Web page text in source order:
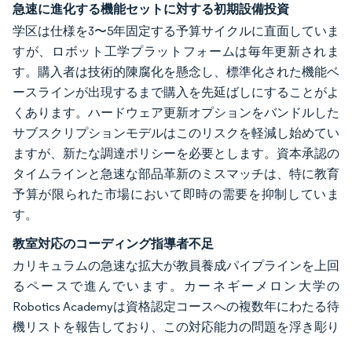
急速に進化する機能セットに対する初期設備投資
学区は仕様を3〜5年固定する予算サイクルに直面していま
すが、ロボット工学プラットフォームは毎年更新されま
す。購入者は技術的陳腐化を懸念し、標準化された機能ベ
ースラインが出現するまで購入を先延ばしにすることがよ
くあります。ハードウェア更新オプションをバンドルした
サブスクリプションモデルはこのリスクを軽減し始めてい
ますが、新たな調達ポリシーを必要とします。資本承認の
タイムラインと急速な部品革新のミスマッチは、特に教育
予算が限られた市場において即時の需要を抑制していま
す。
教室対応のコーディング指導者不足
カリキュラムの急速な拡大が教員養成パイプラインを上回
るペースで進んでいます。カーネギーメロン大学の
Robotics Academyは資格認定コースへの複数年にわたる待
機リストを報告しており、この対応能力の問題を浮き彫り